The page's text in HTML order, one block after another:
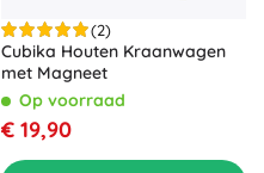
(2)
Cubika Houten Kraanwagen
met Magneet
Op voorraad
€ 19,90